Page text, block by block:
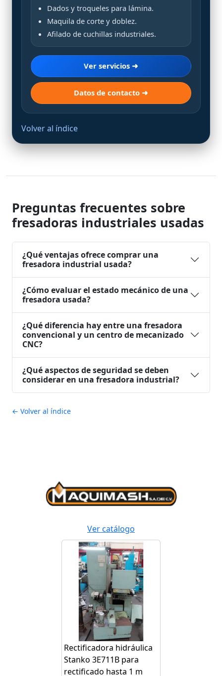
Dados y troqueles para lámina.
Maquila de corte y doblez.
Afilado de cuchillas industriales.
Ver servicios ➜
Datos de contacto ➜
Volver al índice
Preguntas frecuentes sobre
fresadoras industriales usadas
¿Qué ventajas ofrece comprar una
fresadora industrial usada?
¿Cómo evaluar el estado mecánico de una
fresadora usada?
¿Qué diferencia hay entre una fresadora
convencional y un centro de mecanizado
CNC?
¿Qué aspectos de seguridad se deben
considerar en una fresadora industrial?
← Volver al índice
Ver catálogo
Rectificadora hidráulica
Stanko 3E711B para
rectificado hasta 1 m